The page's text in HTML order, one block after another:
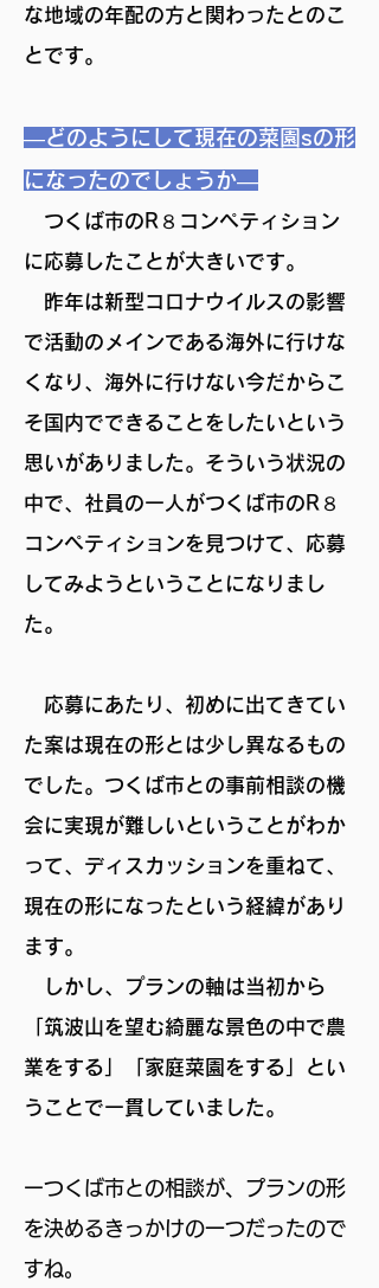
な地域の年配の方と関わったとのこ
とです。
―どのようにして現在の菜園sの形
になったのでしょうか―
つくば市のR８コンペティション
に応募したことが大きいです。
昨年は新型コロナウイルスの影響
で活動のメインである海外に行けな
くなり、海外に行けない今だからこ
そ国内でできることをしたいという
思いがありました。そういう状況の
中で、社員の一人がつくば市のR８
コンペティションを見つけて、応募
してみようということになりまし
た。
応募にあたり、初めに出てきてい
た案は現在の形とは少し異なるもの
でした。つくば市との事前相談の機
会に実現が難しいということがわか
って、ディスカッションを重ねて、
現在の形になったという経緯があり
ます。
しかし、プランの軸は当初から
「筑波山を望む綺麗な景色の中で農
業をする」「家庭菜園をする」とい
うことで一貫していました。
ーつくば市との相談が、プランの形
を決めるきっかけの一つだったので
すね。